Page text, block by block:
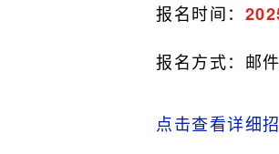
报名时间：
报名方式：邮
点击查看详细